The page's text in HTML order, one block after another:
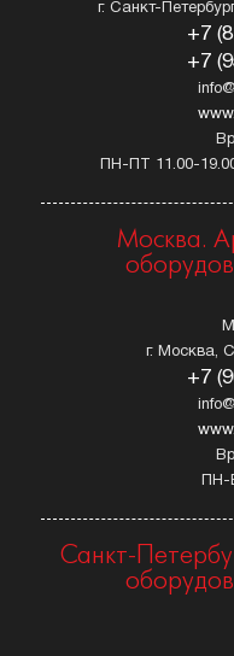
г. Санкт-
+7
+7
ПН-ПТ 11.00-
Москва.
г. Москва,
+7
ПН-
Санкт-